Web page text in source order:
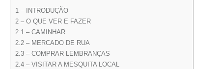
1 – INTRODUÇÃO
2 – O QUE VER E FAZER
2.1 – CAMINHAR
2.2 – MERCADO DE RUA
2.3 – COMPRAR LEMBRANÇAS
2.4 – VISITAR A MESQUITA LOCAL